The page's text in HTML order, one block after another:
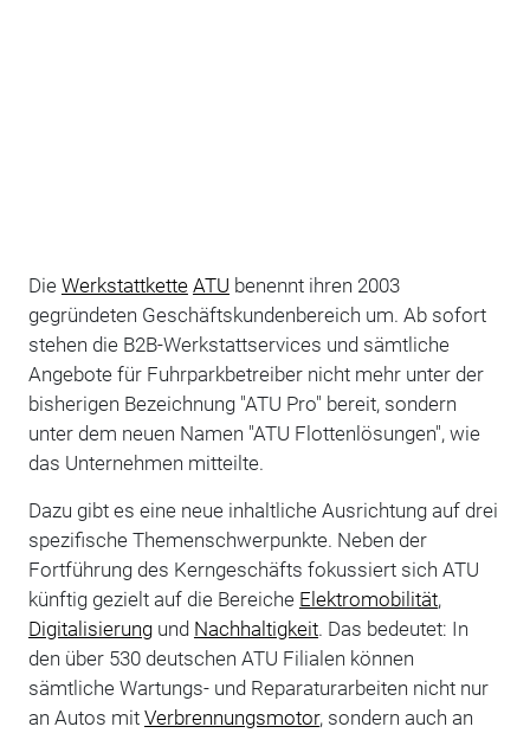
Die Werkstattkette ATU benennt ihren 2003
gegründeten Geschäftskundenbereich um. Ab sofort
stehen die B2B-Werkstattservices und sämtliche
Angebote für Fuhrparkbetreiber nicht mehr unter der
bisherigen Bezeichnung "ATU Pro" bereit, sondern
unter dem neuen Namen "ATU Flottenlösungen", wie
das Unternehmen mitteilte.
Dazu gibt es eine neue inhaltliche Ausrichtung auf drei
spezifische Themenschwerpunkte. Neben der
Fortführung des Kerngeschäfts fokussiert sich ATU
künftig gezielt auf die Bereiche Elektromobilität,
Digitalisierungund Nachhaltigkeit. Das bedeutet: In
den über 530 deutschen ATU Filialen können
sämtliche Wartungs- und Reparaturarbeiten nicht nur
an Autos mit Verbrennungsmotor, sondern auch an